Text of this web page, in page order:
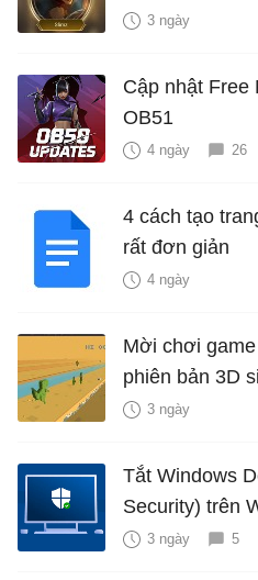
3 ngày
Cập nhật Free
OB51
4 ngày 26
4 cách tạo
rất đơn giản
4 ngày
Mời chơi
phiên bản 3D
3 ngày
Tắt Windows
Security) trên
3 ngày 5